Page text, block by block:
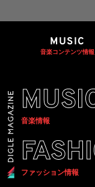
MUSIC
音楽コンテンツ情報
音楽情報
ファッション情報